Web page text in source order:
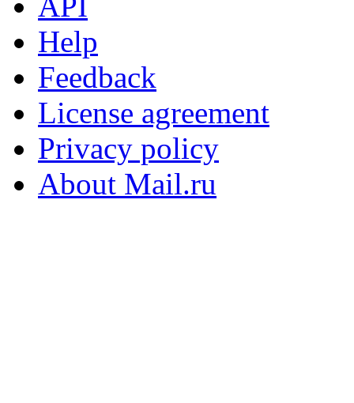
Help
Feedback
License agreement
Privacy policy
About Mail.ru